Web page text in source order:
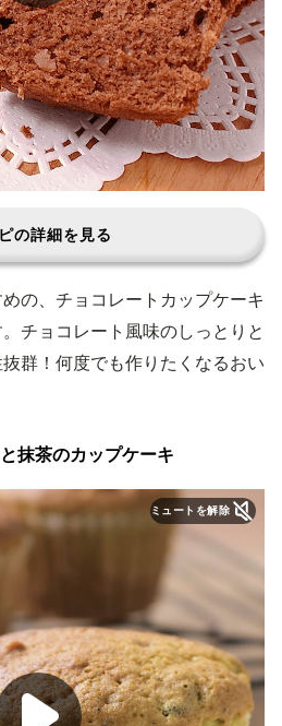
の詳細を見る
の、チョコレートカップケーキ
チョコレート風味のしっとりと
群！何度でも作りたくなるおい
抹茶のカップケーキ
ミュートを解除